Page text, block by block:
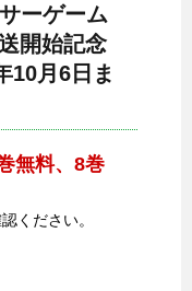
ーゲーム
開始記念
10月6日ま
無料、8巻
ください。